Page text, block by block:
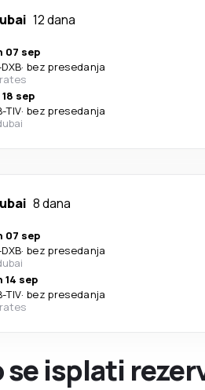
12 dana
07 sep
DXB· bez presedanja
sep
-TIV· bez presedanja
8 dana
07 sep
DXB· bez presedanja
14 sep
-TIV· bez presedanja
se isplati